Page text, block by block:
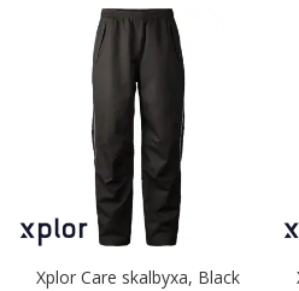
Xplor Care skalbyxa, Black